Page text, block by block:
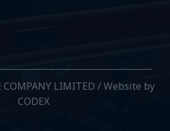
LIMITED /Website by
CODEX